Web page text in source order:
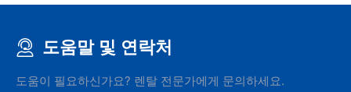
도움말 및 연락처
도움이 필요하신가요? 렌탈 전문가에게 문의하세요.